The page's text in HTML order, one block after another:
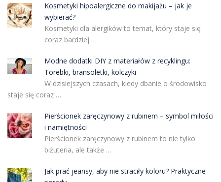
Kosmetyki hipoalergiczne do makijażu – jak je
wybierać?
Kosmetyki dla alergików to temat, który staje się
coraz bardziej …
Modne dodatki DIY z materiałów z recyklingu:
Torebki, bransoletki, kolczyki
W dzisiejszych czasach, kiedy dbanie o środowisko
staje się coraz …
Pierścionek zaręczynowy z rubinem – symbol miłości
i namiętności
Pierścionek zaręczynowy z rubinem to nie tylko
biżuteria, ale także …
Jak prać jeansy, aby nie straciły koloru? Praktyczne